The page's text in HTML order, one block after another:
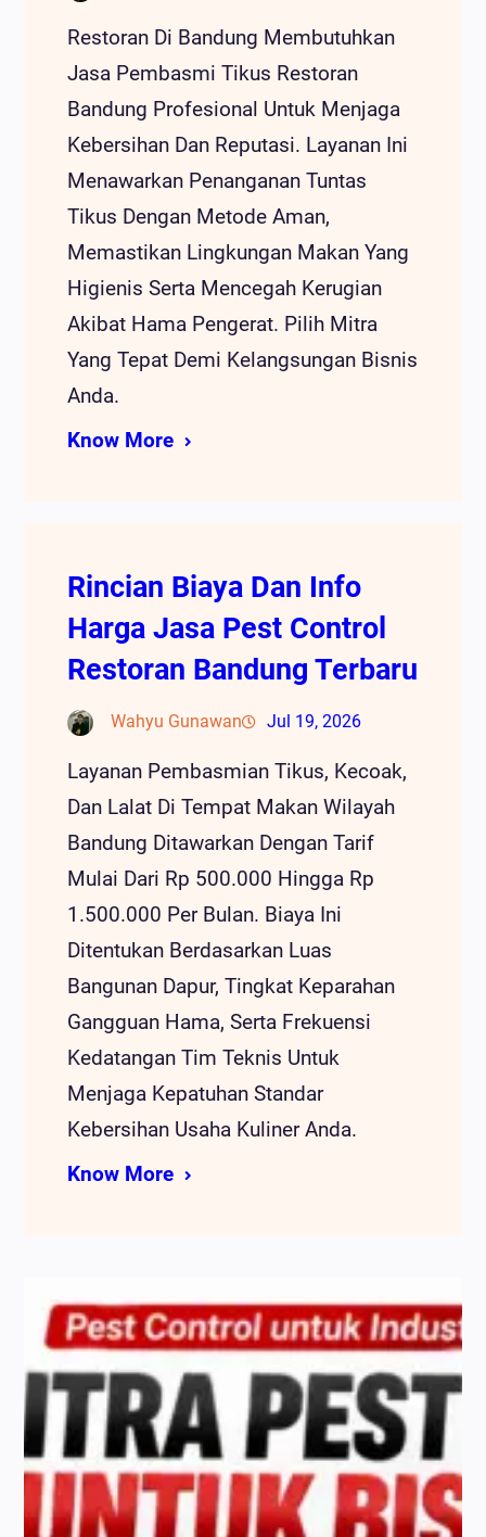
Restoran Di Bandung Membutuhkan
Jasa Pembasmi Tikus Restoran
Bandung Profesional Untuk Menjaga
Kebersihan Dan Reputasi. Layanan Ini
Menawarkan Penanganan Tuntas
Tikus Dengan Metode Aman,
Memastikan Lingkungan Makan Yang
Higienis Serta Mencegah Kerugian
Akibat Hama Pengerat. Pilih Mitra
Yang Tepat Demi Kelangsungan Bisnis
Anda.
Know More
Rincian Biaya Dan Info
Harga Jasa Pest Control
Restoran Bandung Terbaru
Wahyu Gunawan Jul 19, 2026
Layanan Pembasmian Tikus, Kecoak,
Dan Lalat Di Tempat Makan Wilayah
Bandung Ditawarkan Dengan Tarif
Mulai Dari Rp 500.000 Hingga Rp
1.500.000 Per Bulan. Biaya Ini
Ditentukan Berdasarkan Luas
Bangunan Dapur, Tingkat Keparahan
Gangguan Hama, Serta Frekuensi
Kedatangan Tim Teknis Untuk
Menjaga Kepatuhan Standar
Kebersihan Usaha Kuliner Anda.
Know More